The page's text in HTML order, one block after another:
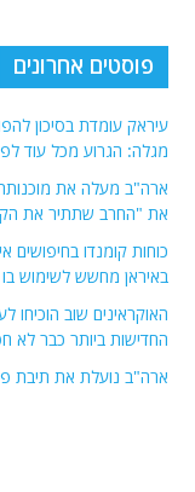
פוסטים אחרונים
עיראק עומדת בסיכון
מגלה: הגרוע מכל עוד
ארה"ב מעלה את
את "החרב שתתיר את
כוחות קומנדו בחיפושים
באיראן מחשש לשימוש
האוקראינים שוב הוכיחו
החדישות ביותר כבר לא
ארה"ב נועלת את תיבת